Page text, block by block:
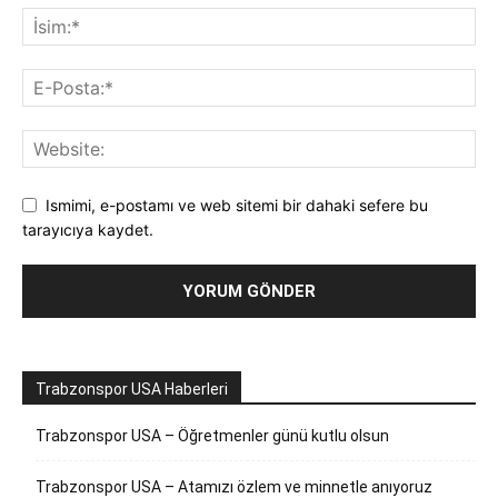
Ismimi, e-postamı ve web sitemi bir dahaki sefere bu
tarayıcıya kaydet.
Trabzonspor USA Haberleri
Trabzonspor USA – Öğretmenler günü kutlu olsun
Trabzonspor USA – Atamızı özlem ve minnetle anıyoruz